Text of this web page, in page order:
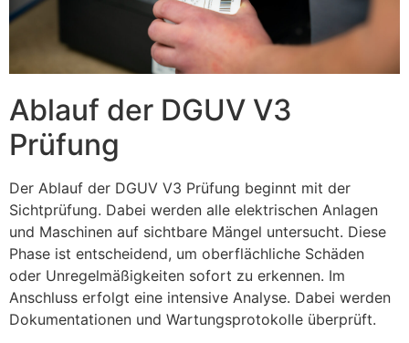
Ablauf der DGUV V3
Prüfung
Der Ablauf der DGUV V3 Prüfung beginnt mit der
Sichtprüfung. Dabei werden alle elektrischen Anlagen
und Maschinen auf sichtbare Mängel untersucht. Diese
Phase ist entscheidend, um oberflächliche Schäden
oder Unregelmäßigkeiten sofort zu erkennen. Im
Anschluss erfolgt eine intensive Analyse. Dabei werden
Dokumentationen und Wartungsprotokolle überprüft.